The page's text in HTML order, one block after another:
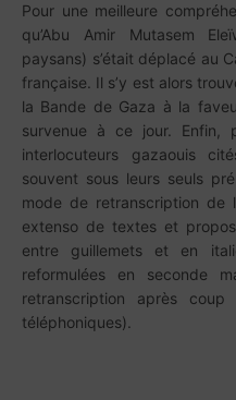
Pour une meilleure
qu’Abu Amir Mutasem
paysans) s’était déplacé au
française. Il s’y est alors
la Bande de Gaza à la
survenue à ce jour. Enfin,
interlocuteurs gazaouis
souvent sous leurs seuls
mode de retranscription de
extenso de textes et
entre guillemets et en
reformulées en seconde
retranscription après
téléphoniques).